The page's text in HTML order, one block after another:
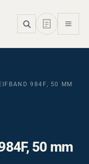
984F, 50 MM
50 mm